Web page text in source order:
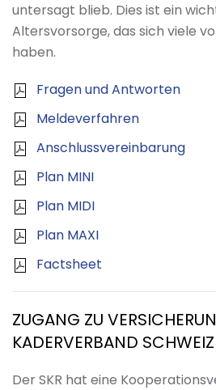
untersagt blieb. Dies ist ein
Altersvorsorge, das sich viele
haben.
Fragen und Antworten
Meldeverfahren
Anschlussvereinbarung
Plan MINI
Plan MIDI
Plan MAXI
Factsheet
ZUGANG ZU
KADERVERBAND SCHWEIZ
Der SKR hat eine